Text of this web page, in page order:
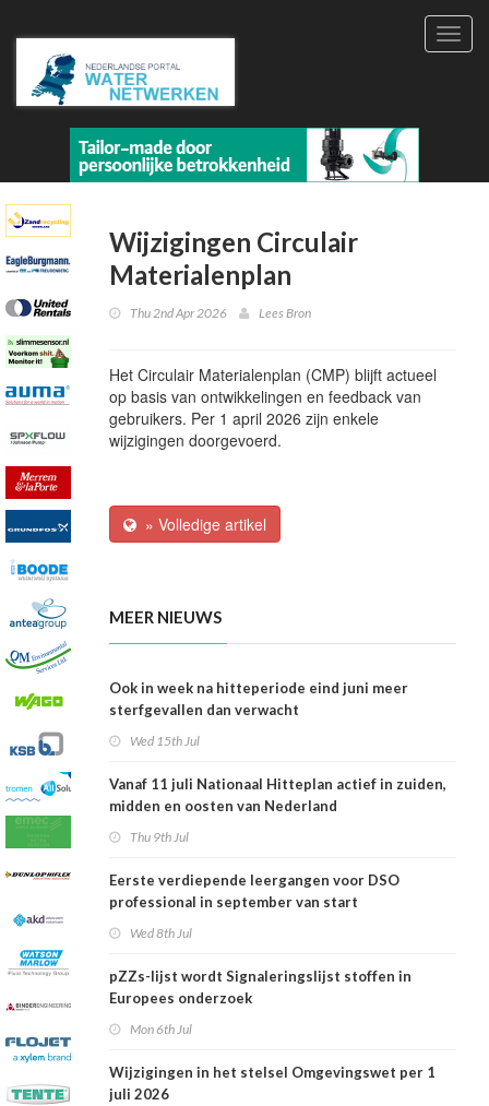
Wijzigingen Circulair
Materialenplan
Thu 2nd Apr 2026 Lees Bron
Het Circulair Materialenplan (CMP) blijft actueel
op basis van ontwikkelingen en feedback van
gebruikers. Per 1 april 2026 zijn enkele
wijzigingen doorgevoerd.
» Volledige artikel
MEER NIEUWS
Ook in week na hitteperiode eind juni meer
sterfgevallen dan verwacht
Wed 15th Jul
Vanaf 11 juli Nationaal Hitteplan actief in zuiden,
midden en oosten van Nederland
Thu 9th Jul
Eerste verdiepende leergangen voor DSO
professional in september van start
Wed 8th Jul
pZZs-lijst wordt Signaleringslijst stoffen in
Europees onderzoek
Mon 6th Jul
Wijzigingen in het stelsel Omgevingswet per 1
juli 2026